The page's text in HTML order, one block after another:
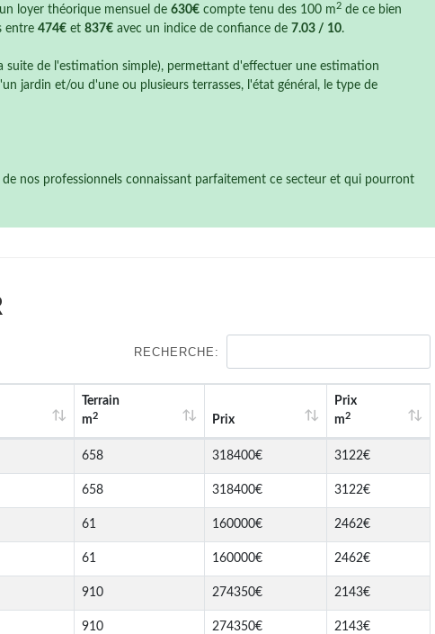
loyer théorique mensuel de 630€ compte tenu des 100 m 2 de ce bien
entre 474€ et 837€ avec un indice de confiance de 7.03 / 10.
suite de l'estimation simple), permettant d'effectuer une estimation
jardin et/ou d'une ou plusieurs terrasses, l'état général, le type de
nos professionnels connaissant parfaitement ce secteur et qui pourront
RECHERCHE:
Terrain
m2 Prix
Prix
m2
658 318400€ 3122€
658 318400€ 3122€
61 160000€ 2462€
61 160000€ 2462€
910 274350€ 2143€
910 274350€ 2143€